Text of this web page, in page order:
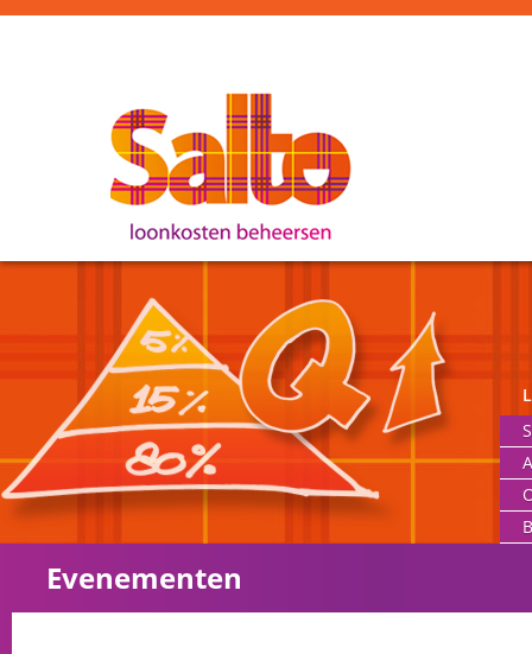
Evenementen